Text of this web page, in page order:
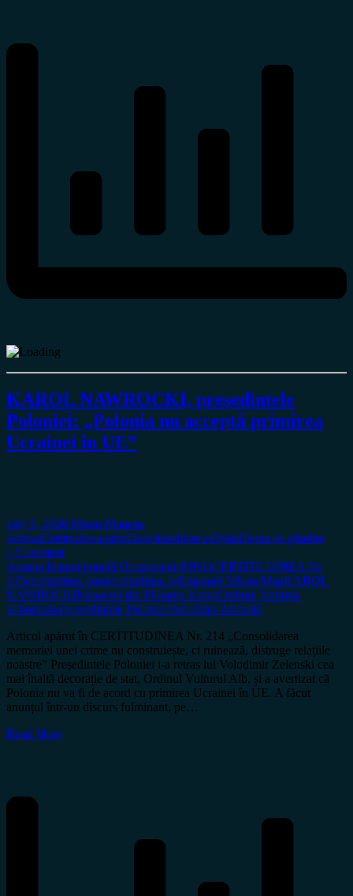
KAROL NAWROCKI, președintele
Poloniei: „Polonia nu acceptă primirea
Ucrainei în UE”
July 6, 2026 Miron Manega
ArhivaCertitudinea printDezvăluiriIstorieOpiniiTema de gândire
1 Comment
Armata Insurecțională Ucraineană (UPA)CERTITUDINEA Nr.
215certitudinea.comcertitudinea.roEmanuel-Silvan ManKAROL
NAWROCKIMasacrul din Pădurea KatynOrdinul Vulturul
Albortodoxpreședintele PolonieiVolodimir Zelenski
Articol apărut în CERTITUDINEA Nr. 214 „Consolidarea
memoriei unei crime nu construiește, ci ruinează, distruge relațiile
noastre” Președintele Poloniei i-a retras lui Volodimir Zelenski cea
mai înaltă decorație de stat, Ordinul Vulturul Alb, și a avertizat că
Polonia nu va fi de acord cu primirea Ucrainei în UE. A făcut
anunțul într-un discurs fulminant, pe…
Read More